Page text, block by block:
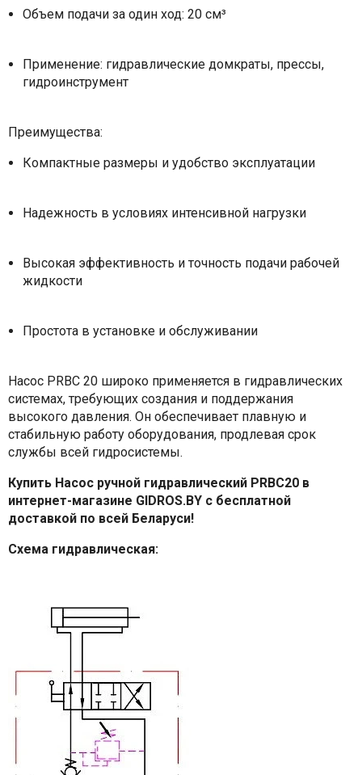
Объем подачи за один ход: 20 см³
Применение: гидравлические домкраты, прессы,
гидроинструмент
Преимущества:
Компактные размеры и удобство эксплуатации
Надежность в условиях интенсивной нагрузки
Высокая эффективность и точность подачи рабочей
жидкости
Простота в установке и обслуживании
Насос PRBC 20 широко применяется в гидравлических
системах, требующих создания и поддержания
высокого давления. Он обеспечивает плавную и
стабильную работу оборудования, продлевая срок
службы всей гидросистемы.
Купить Насос ручной гидравлический PRBC20 в
интернет-магазине GIDROS.BY с бесплатной
доставкой по всей Беларуси!
Схема гидравлическая: